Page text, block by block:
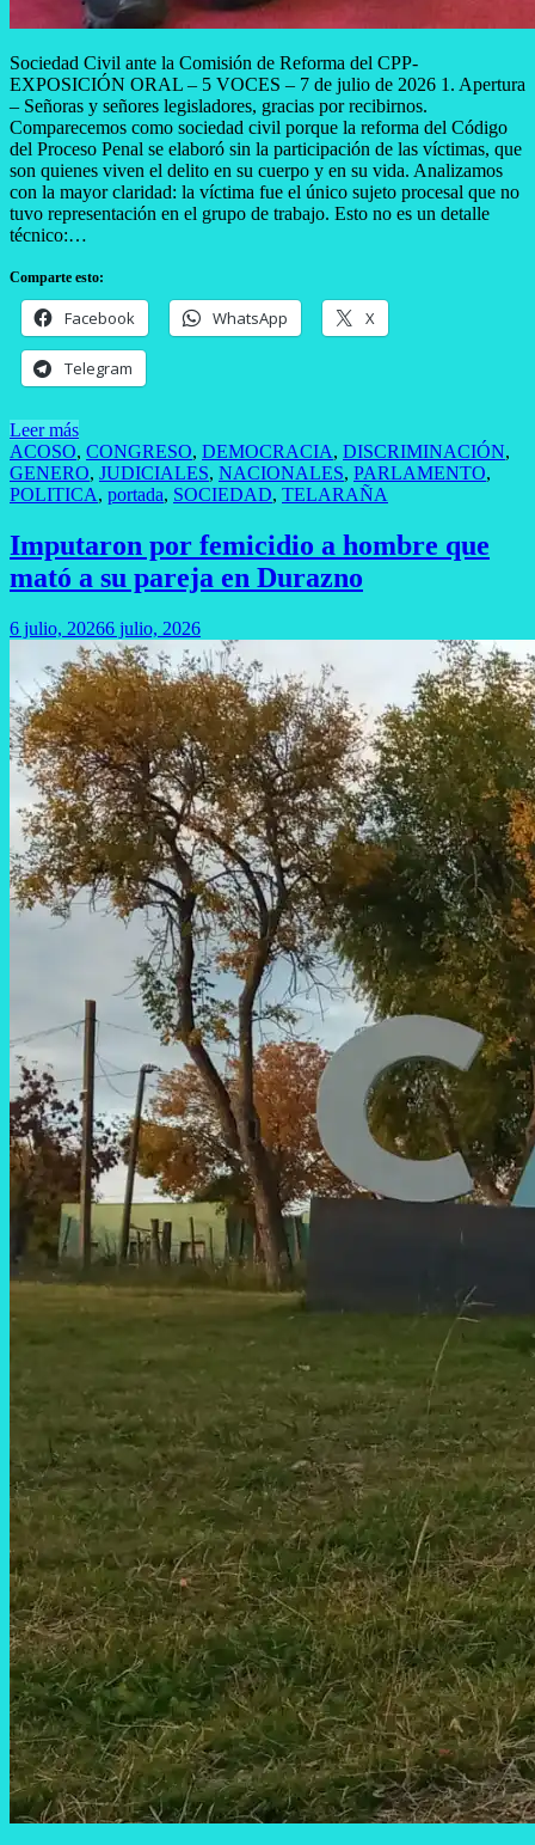
Sociedad Civil ante la Comisión de Reforma del CPP-
EXPOSICIÓN ORAL – 5 VOCES – 7 de julio de 2026 1. Apertura
– Señoras y señores legisladores, gracias por recibirnos.
Comparecemos como sociedad civil porque la reforma del Código
del Proceso Penal se elaboró sin la participación de las víctimas, que
son quienes viven el delito en su cuerpo y en su vida. Analizamos
con la mayor claridad: la víctima fue el único sujeto procesal que no
tuvo representación en el grupo de trabajo. Esto no es un detalle
técnico:…
Comparte esto:
Facebook WhatsApp X
Telegram
Leer más
ACOSO, CONGRESO, DEMOCRACIA, DISCRIMINACIÓN,
GENERO, JUDICIALES, NACIONALES, PARLAMENTO,
POLITICA, portada, SOCIEDAD, TELARAÑA
Imputaron por femicidio a hombre que
mató a su pareja en Durazno
6 julio, 20266 julio, 2026